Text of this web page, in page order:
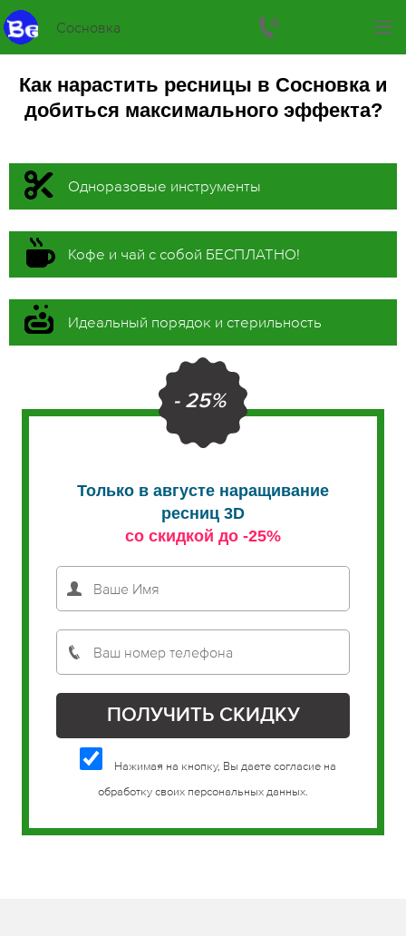
Сосновка
Как нарастить ресницы в Сосновка и
добиться максимального эффекта?
Одноразовые инструменты
Кофе и чай с собой БЕСПЛАТНО!
Идеальный порядок и стерильность
- 25%
Только в августе наращивание
ресниц 3D
со скидкой до -25%
Нажимая на кнопку, Вы даете согласие на
обработку своих персональных данных.